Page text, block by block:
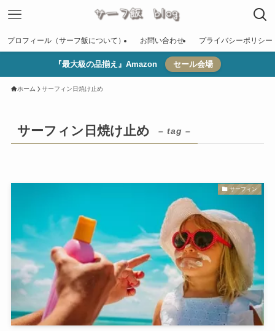
プロフィール（サーフ飯について） お問い合わせ プライバシーポリシー
『最大級の品揃え』Amazon セール会場
ホーム サーフィン日焼け止め
サーフィン日焼け止め – tag –
サーフィン